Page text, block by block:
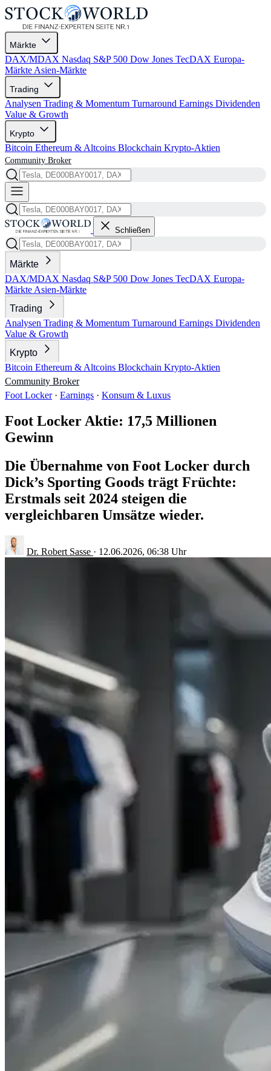
Märkte
DAX/MDAX Nasdaq S&P 500 Dow Jones TecDAX Europa-
Märkte Asien-Märkte
Trading
Analysen Trading & Momentum Turnaround Earnings Dividenden
Value & Growth
Krypto
Bitcoin Ethereum & Altcoins Blockchain Krypto-Aktien
Community Broker
Schließen
Märkte
DAX/MDAX Nasdaq S&P 500 Dow Jones TecDAX Europa-
Märkte Asien-Märkte
Trading
Analysen Trading & Momentum Turnaround Earnings Dividenden
Value & Growth
Krypto
Bitcoin Ethereum & Altcoins Blockchain Krypto-Aktien
Community Broker
Foot Locker · Earnings · Konsum & Luxus
Foot Locker Aktie: 17,5 Millionen
Gewinn
Die Übernahme von Foot Locker durch
Dick’s Sporting Goods trägt Früchte:
Erstmals seit 2024 steigen die
vergleichbaren Umsätze wieder.
Dr. Robert Sasse · 12.06.2026, 06:38 Uhr